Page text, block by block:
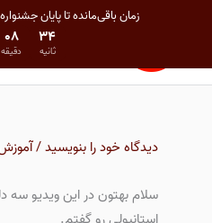
زمان باقی‌مانده تا پایان
پایان مهلت در 16 مرداد 1405 00:00
۰۸
دقیقه
۳۴
ثانیه
دیدگاه‌ خود را بنویسید/
سلام بهتون در این ویدیو سه